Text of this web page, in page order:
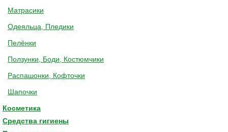
Матрасики
Одеяльца, Пледики
Пелёнки
Ползунки, Боди, Костюмчики
Распашонки, Кофточки
Шапочки
Косметика
Средства гигиены